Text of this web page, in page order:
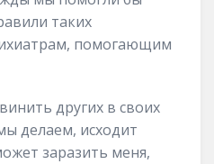
таких
помогающим
других в своих
делаем, исходит
заразить меня,